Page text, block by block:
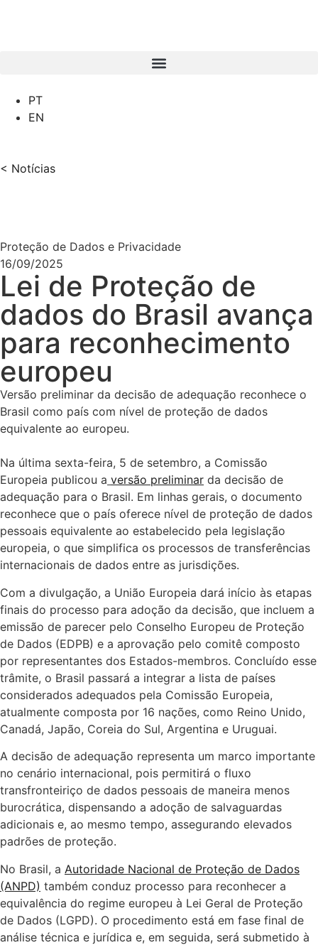
PT
EN
< Notícias
Proteção de Dados e Privacidade
16/09/2025
Lei de Proteção de
dados do Brasil avança
para reconhecimento
europeu
Versão preliminar da decisão de adequação reconhece o
Brasil como país com nível de proteção de dados
equivalente ao europeu.
Na última sexta-feira, 5 de setembro, a Comissão
Europeia publicou a versão preliminar da decisão de
adequação para o Brasil. Em linhas gerais, o documento
reconhece que o país oferece nível de proteção de dados
pessoais equivalente ao estabelecido pela legislação
europeia, o que simplifica os processos de transferências
internacionais de dados entre as jurisdições.
Com a divulgação, a União Europeia dará início às etapas
finais do processo para adoção da decisão, que incluem a
emissão de parecer pelo Conselho Europeu de Proteção
de Dados (EDPB) e a aprovação pelo comitê composto
por representantes dos Estados-membros. Concluído esse
trâmite, o Brasil passará a integrar a lista de países
considerados adequados pela Comissão Europeia,
atualmente composta por 16 nações, como Reino Unido,
Canadá, Japão, Coreia do Sul, Argentina e Uruguai.
A decisão de adequação representa um marco importante
no cenário internacional, pois permitirá o fluxo
transfronteiriço de dados pessoais de maneira menos
burocrática, dispensando a adoção de salvaguardas
adicionais e, ao mesmo tempo, assegurando elevados
padrões de proteção.
No Brasil, a Autoridade Nacional de Proteção de Dados
(ANPD) também conduz processo para reconhecer a
equivalência do regime europeu à Lei Geral de Proteção
de Dados (LGPD). O procedimento está em fase final de
análise técnica e jurídica e, em seguida, será submetido à